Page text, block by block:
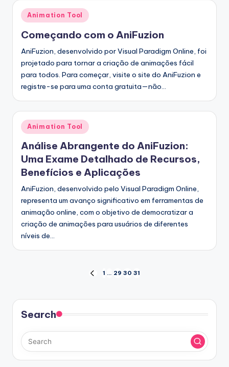
p
d
a
t
e
s
Posted
in
Animation Tool
Começando com o AniFuzion
AniFuzion, desenvolvido por Visual Paradigm Online, foi
projetado para tornar a criação de animações fácil
para todos. Para começar, visite o site do AniFuzion e
registre-se para uma conta gratuita—não…
Posted
in
Animation Tool
Análise Abrangente do AniFuzion:
Uma Exame Detalhado de Recursos,
Benefícios e Aplicações
AniFuzion, desenvolvido pelo Visual Paradigm Online,
representa um avanço significativo em ferramentas de
animação online, com o objetivo de democratizar a
criação de animações para usuários de diferentes
níveis de…
Paginação
dos
conteúdos
PREVIOUS
1 … 29 30 31
Search